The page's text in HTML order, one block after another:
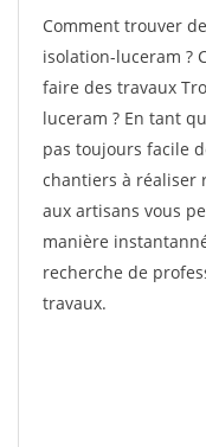
Comment trouver
isolation-luceram ?
faire des travaux
luceram ? En tant
pas toujours facile
chantiers à réaliser
aux artisans vous
manière
recherche de
travaux.